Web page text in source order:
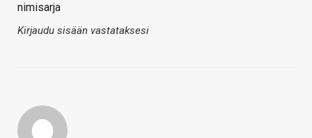
nimisarja
Kirjaudu sisään vastataksesi